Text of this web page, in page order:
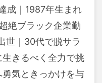
成｜1987年生まれ
絶ブラック企業勤
世｜30代で脱サラ
きるべく全力で挑
気ときっかけを与